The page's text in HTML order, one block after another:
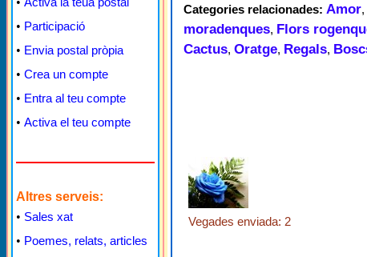
• Participació
• Envia postal pròpia
• Crea un compte
• Entra al teu compte
• Activa el teu compte
Altres serveis:
• Sales xat
• Poemes, relats, articles
Categories relacionades: Amor,
moradenques, Flors
Cactus, Oratge, Regals,
Vegades enviada: 2